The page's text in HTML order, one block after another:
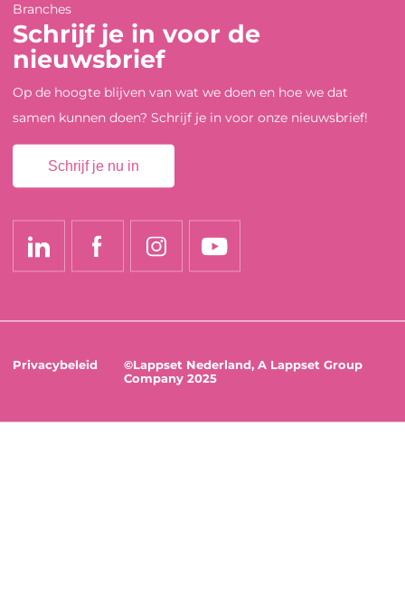
Branches
Schrijf je in voor de
nieuwsbrief
Op de hoogte blijven van wat we doen en hoe we dat
samen kunnen doen? Schrijf je in voor onze nieuwsbrief!
Schrijf je nu in
Privacybeleid
©Lappset Nederland, A Lappset Group
Company 2025